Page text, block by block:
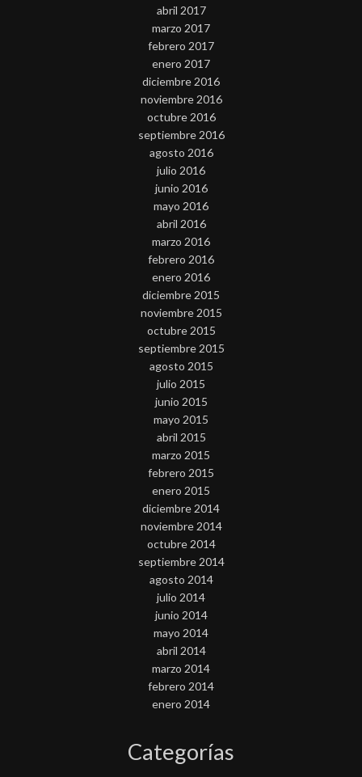
abril 2017
marzo 2017
febrero 2017
enero 2017
diciembre 2016
noviembre 2016
octubre 2016
septiembre 2016
agosto 2016
julio 2016
junio 2016
mayo 2016
abril 2016
marzo 2016
febrero 2016
enero 2016
diciembre 2015
noviembre 2015
octubre 2015
septiembre 2015
agosto 2015
julio 2015
junio 2015
mayo 2015
abril 2015
marzo 2015
febrero 2015
enero 2015
diciembre 2014
noviembre 2014
octubre 2014
septiembre 2014
agosto 2014
julio 2014
junio 2014
mayo 2014
abril 2014
marzo 2014
febrero 2014
enero 2014
Categorías